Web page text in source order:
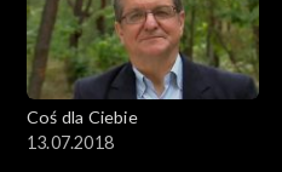
Coś dla Ciebie
13.07.2018